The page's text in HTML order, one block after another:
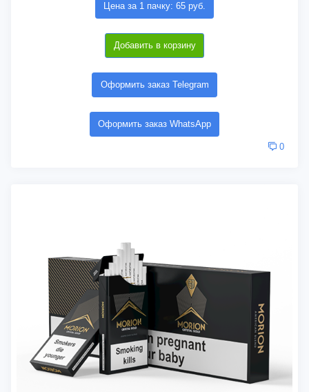
Цена за 1 пачку: 65 руб.
Добавить в корзину
Оформить заказ Telegram
Оформить заказ WhatsApp
0